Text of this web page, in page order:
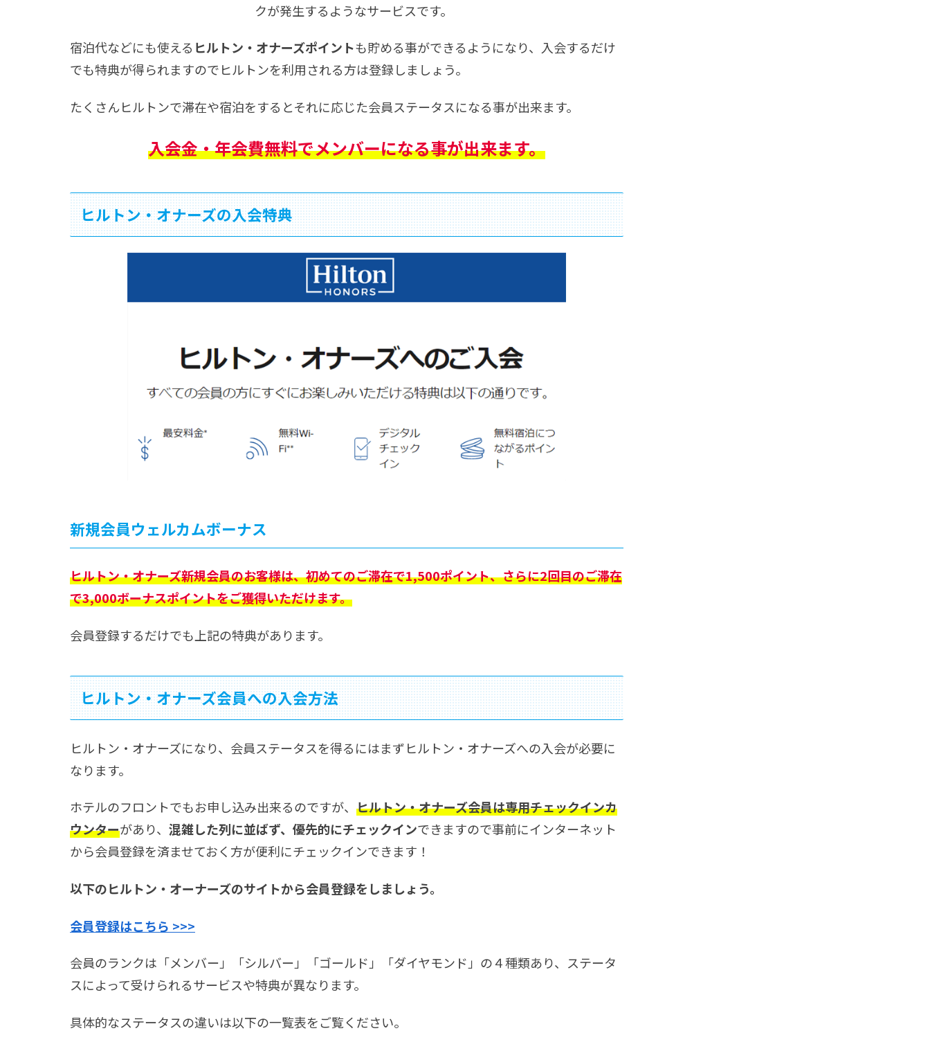
クが発生するようなサービスです。
宿泊代などにも使える ヒルトン・オナーズポイントも貯める事ができるようになり、入会するだけ
でも特典が得られますのでヒルトンを利用される方は登録しましょう。
たくさんヒルトンで滞在や宿泊をするとそれに応じた会員ステータスになる事が出来ます。
入会金・年会費無料でメンバーになる事が出来ます。
ヒルトン・オナーズの入会特典
新規会員ウェルカムボーナス
ヒルトン・オナーズ新規会員のお客様は、初めてのご滞在で1,500ポイント、さらに2回目のご滞在
で3,000ボーナスポイントをご獲得いただけます。
会員登録するだけでも上記の特典があります。
ヒルトン・オナーズ会員への入会方法
ヒルトン・オナーズになり、会員ステータスを得るにはまずヒルトン・オナーズへの入会が必要に
なります。
ホテルのフロントでもお申し込み出来るのですが、 ヒルトン・オナーズ会員は専用チェックインカ
ウンターがあり、 混雑した列に並ばず、優先的にチェックインできますので事前にインターネット
から会員登録を済ませておく方が便利にチェックインできます！
以下のヒルトン・オーナーズのサイトから会員登録をしましょう。
会員登録はこちら >>>
会員のランクは「メンバー」「シルバー」「ゴールド」「ダイヤモンド」の４種類あり、ステータ
スによって受けられるサービスや特典が異なります。
具体的なステータスの違いは以下の一覧表をご覧ください。